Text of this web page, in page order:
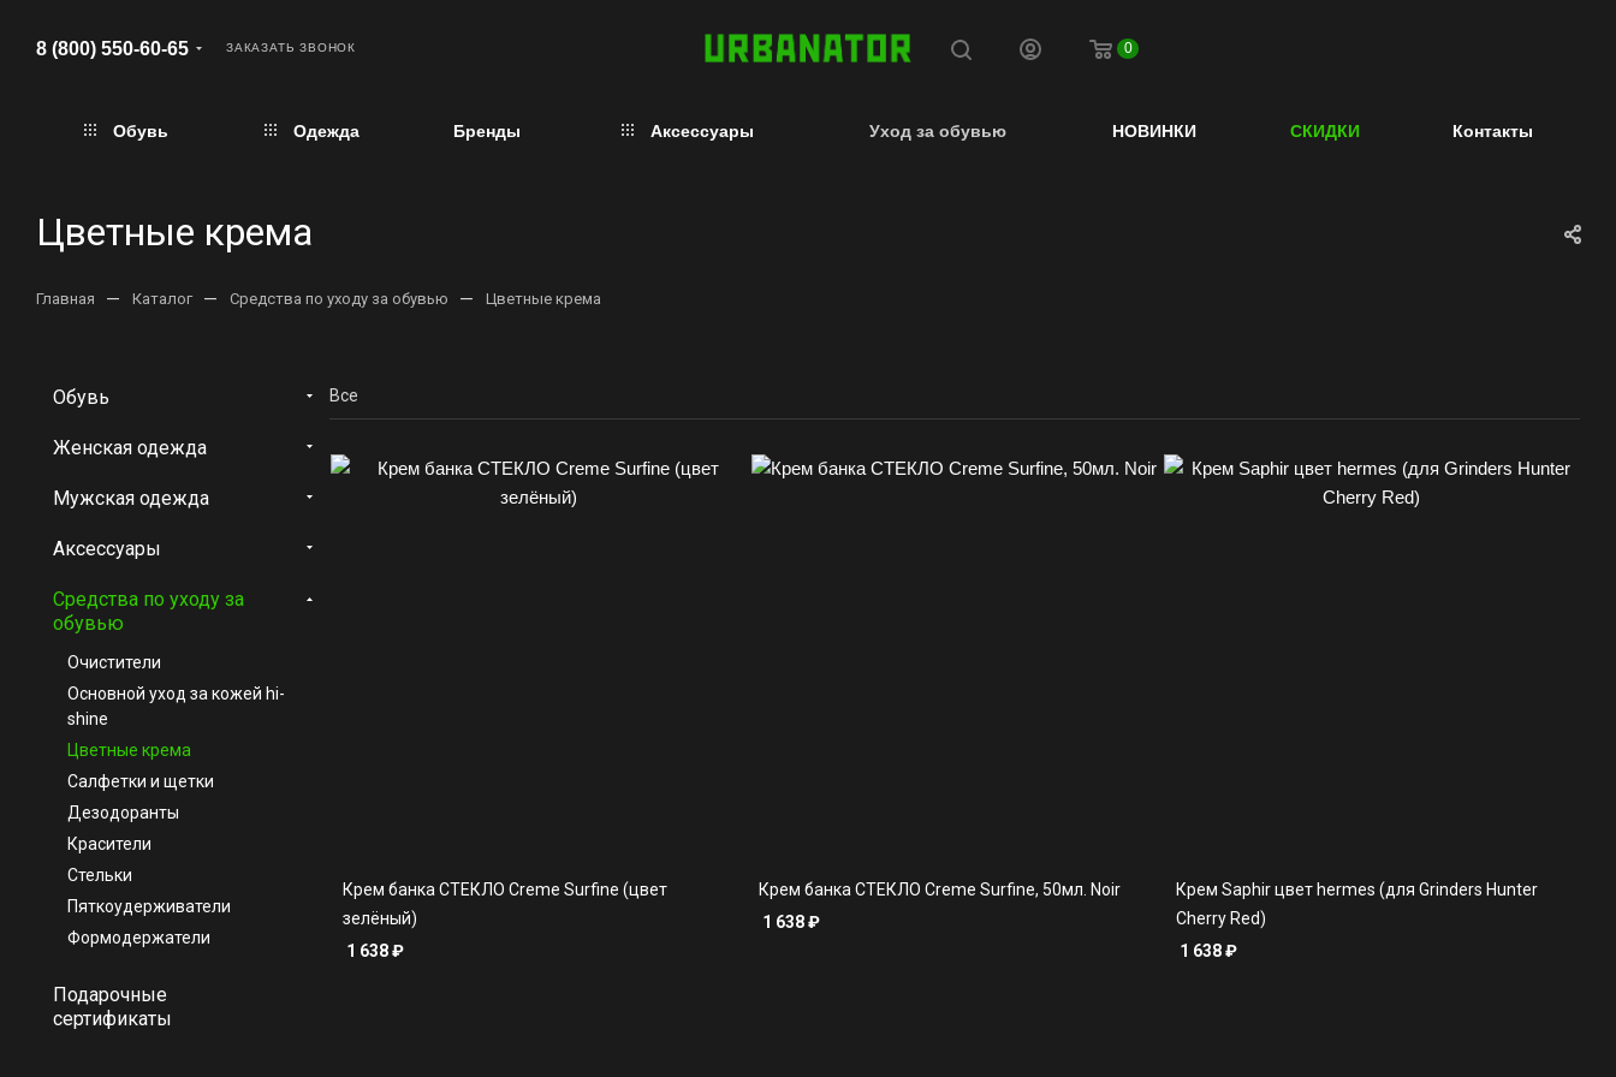
8 (800) 550-60-65 ЗАКАЗАТЬ ЗВОНОК 0
Обувь Одежда Бренды Аксессуары Уход за обувью НОВИНКИ СКИДКИ Контакты
Цветные крема
Главная — Каталог — Средства по уходу за обувью — Цветные крема
Все
Крем банка СТЕКЛО Creme Surfine (цвет
зелёный)
1 638₽
Крем банка СТЕКЛО Creme Surfine, 50мл. Noir
1 638₽
Крем Saphir цвет hermes (для Grinders Hunter
Cherry Red)
1 638₽
Обувь
Женская одежда
Мужская одежда
Аксессуары
Средства по уходу за
обувью
Очистители
Основной уход за кожей hi-
shine
Цветные крема
Салфетки и щетки
Дезодоранты
Красители
Стельки
Пяткоудерживатели
Формодержатели
Подарочные
сертификаты